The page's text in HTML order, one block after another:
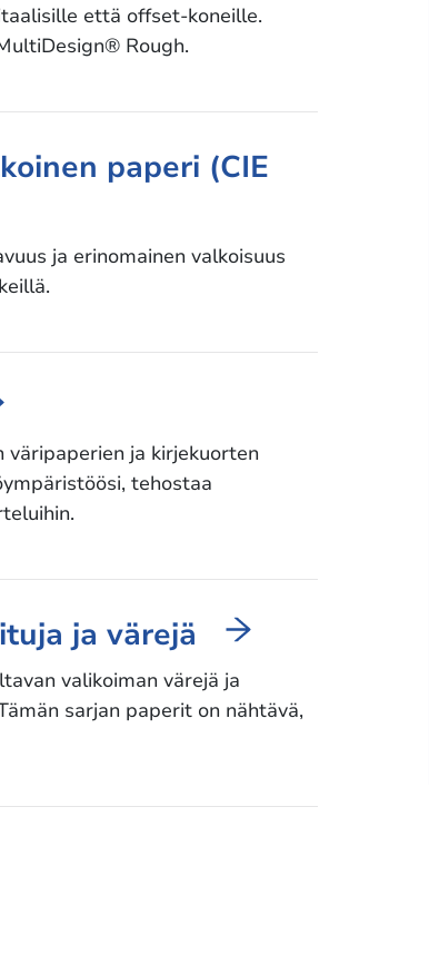
että offset-koneille.
Rough.
paperi (CIE
ja erinomainen valkoisuus
ja kirjekuorten
tehostaa
ja värejä
valikoiman värejä ja
sarjan paperit on nähtävä,